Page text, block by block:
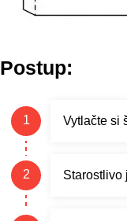
Postup:
Vytlačte si
Starostlivo